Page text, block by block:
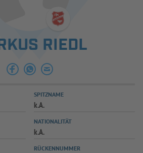
SPIELPLUS
RIEDL
SPITZNAME
k.A.
NATIONALITÄT
k.A.
RÜCKENNUMMER